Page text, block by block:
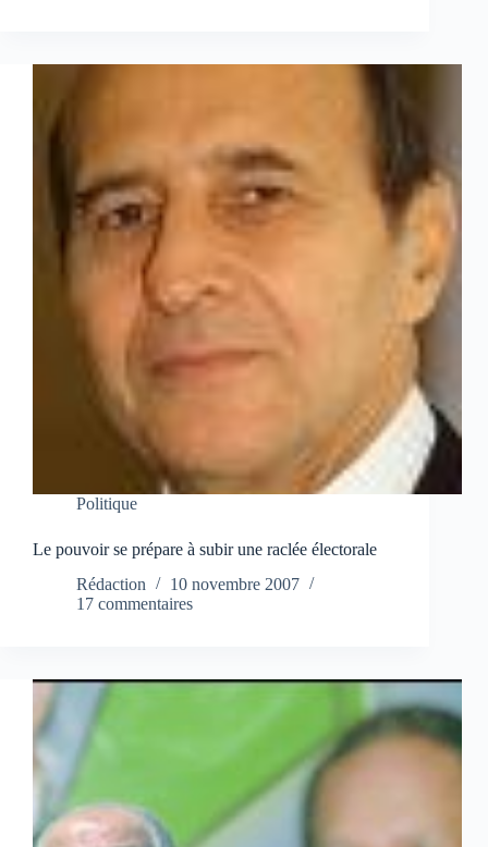
Politique
Le pouvoir se prépare à subir une raclée électorale
Rédaction
10 novembre 2007
17 commentaires